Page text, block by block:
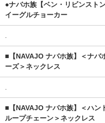
●ナバホ族【ベン・リビンスト
イーグルチョーカー
.
■【NAVAJO ナバホ族】＜ナバ
ーズ＞ネックレス
.
■【NAVAJO ナバホ族】＜ハン
ループチェーン＞ネックレス